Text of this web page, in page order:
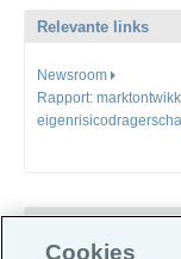
Relevante links
Newsroom
Rapport:
Cookies